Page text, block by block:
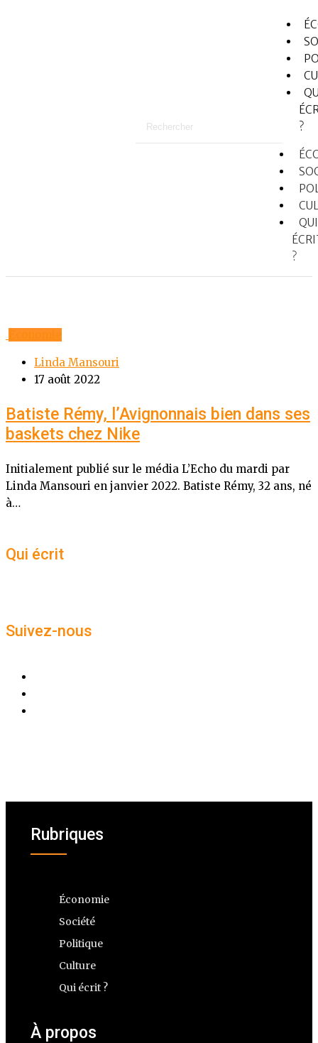
?
QUI
?
Economie
Linda Mansouri
17 août 2022
Batiste Rémy, l’Avignonnais bien dans ses
baskets chez Nike
Initialement publié sur le média L’Echo du mardi par
Linda Mansouri en janvier 2022. Batiste Rémy, 32 ans, né
à…
Qui écrit
Suivez-nous
Rubriques
Économie
Société
Politique
Culture
Qui écrit ?
À propos